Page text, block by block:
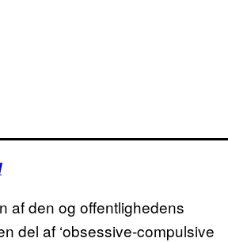
af den og offentlighedens
del af ‘obsessive-compulsive